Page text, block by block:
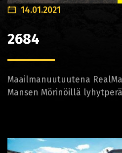
14.01.2021
2684
Maailmanuutuutena
Mansen Mörinöillä